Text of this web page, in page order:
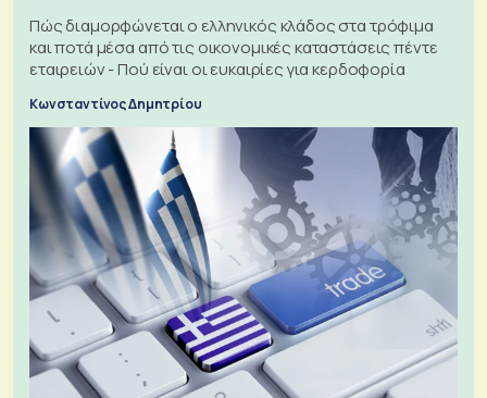
Πώς διαμορφώνεται ο ελληνικός κλάδος στα τρόφιμα
και ποτά μέσα από τις οικονομικές καταστάσεις πέντε
εταιρειών - Πού είναι οι ευκαιρίες για κερδοφορία
Κωνσταντίνος Δημητρίου